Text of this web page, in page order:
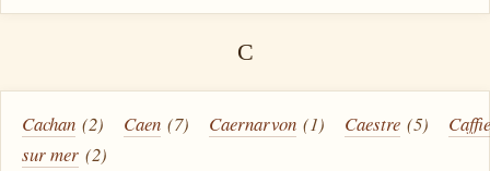
C
Cachan (2) Caen (7) Caernarvon (1) Caestre (5)
sur mer (2)